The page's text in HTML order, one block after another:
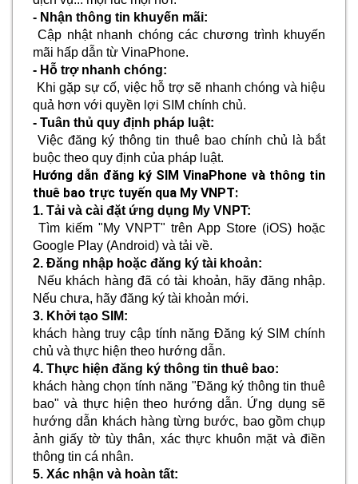
- Nhận thông tin khuyến mãi:
Cập nhật nhanh chóng các chương trình khuyến
mãi hấp dẫn từ VinaPhone.
- Hỗ trợ nhanh chóng:
Khi gặp sự cố, việc hỗ trợ sẽ nhanh chóng và hiệu
quả hơn với quyền lợi SIM chính chủ.
- Tuân thủ quy định pháp luật:
Việc đăng ký thông tin thuê bao chính chủ là bắt
buộc theo quy định của pháp luật.
Hướng dẫn đăng ký SIM VinaPhone và thông tin
thuê bao trực tuyến qua My VNPT:
1. Tải và cài đặt ứng dụng My VNPT:
Tìm kiếm "My VNPT" trên App Store (iOS) hoặc
Google Play (Android) và tải về.
2. Đăng nhập hoặc đăng ký tài khoản:
Nếu khách hàng đã có tài khoản, hãy đăng nhập.
Nếu chưa, hãy đăng ký tài khoản mới.
3. Khởi tạo SIM:
khách hàng truy cập tính năng Đăng ký SIM chính
chủ và thực hiện theo hướng dẫn.
4. Thực hiện đăng ký thông tin thuê bao:
khách hàng chọn tính năng "Đăng ký thông tin thuê
bao" và thực hiện theo hướng dẫn. Ứng dụng sẽ
hướng dẫn khách hàng từng bước, bao gồm chụp
ảnh giấy tờ tùy thân, xác thực khuôn mặt và điền
thông tin cá nhân.
5. Xác nhận và hoàn tất: